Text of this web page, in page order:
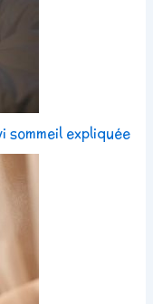
expliquée